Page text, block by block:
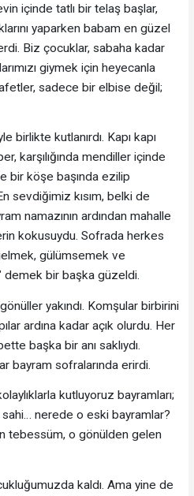
içinde tatlı bir telaş başlar,
yaparken babam en güzel
Biz çocuklar, sabaha kadar
giymek için heyecanla
sadece bir elbise değil;
birlikte kutlanırdı. Kapı kapı
karşılığında mendiller içinde
bir köşe başında ezilip
sevdiğimiz kısım, belki de
namazının ardından mahalle
kokusuydu. Sofrada herkes
gülümsemek ve
demek bir başka güzeldi.
yakındı. Komşular birbirini
ardına kadar açık olurdu. Her
başka bir anı saklıydı.
bayram sofralarında erirdi.
kutluyoruz bayramları;
nerede o eski bayramlar?
tebessüm, o gönülden gelen
kaldı. Ama yine de